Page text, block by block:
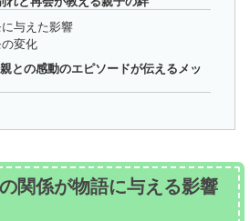
与えた影響
変化
との感動のエピソードが伝えるメッ
関係が物語に与える影響